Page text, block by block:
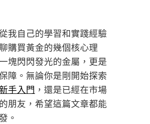
我自己的學習和實踐經驗
購買黃金的幾個核心理
塊閃閃發光的金屬，更是
障。無論你是剛開始探索
手入門 ，還是已經在市場
朋友，希望這篇文章都能
。